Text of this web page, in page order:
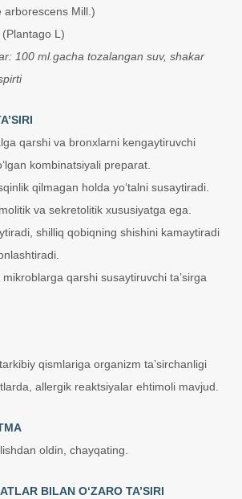
arborescens Mill.)
L)
100 ml.gacha tozalangan suv, shakar
qarshi va bronxlarni kengaytiruvchi
kombinatsiyali preparat.
qilmagan holda yo‘talni susaytiradi.
va sekretolitik xususiyatga ega.
shilliq qobiqning shishini kamaytiradi
mikroblarga qarshi susaytiruvchi ta’sirga
qismlariga organizm ta’sirchanligi
allergik reaktsiyalar ehtimoli mavjud.
oldin, chayqating.
BILAN O‘ZARO TA’SIRI